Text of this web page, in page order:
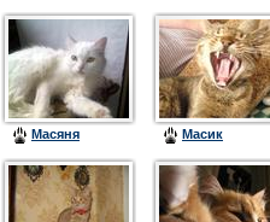
Масяня Масик